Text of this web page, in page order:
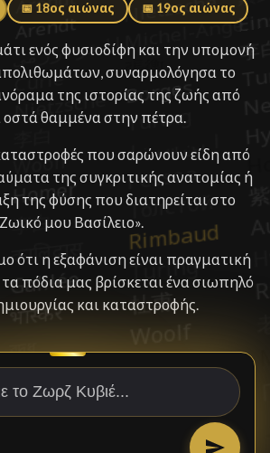
📅 18ος αιώνας 📅 19ος αιώνας
ενός φυσιοδίφη και την υπομονή
συναρμολόγησα το
της ιστορίας της ζωής από
οστά θαμμένα στην πέτρα.
που σαρώνουν είδη από
της συγκριτικής ανατομίας ή
της φύσης που διατηρείται στο
μου Βασίλειο».
ότι η εξαφάνιση είναι πραγματική
πόδια μας βρίσκεται ένα σιωπηλό
και καταστροφής.